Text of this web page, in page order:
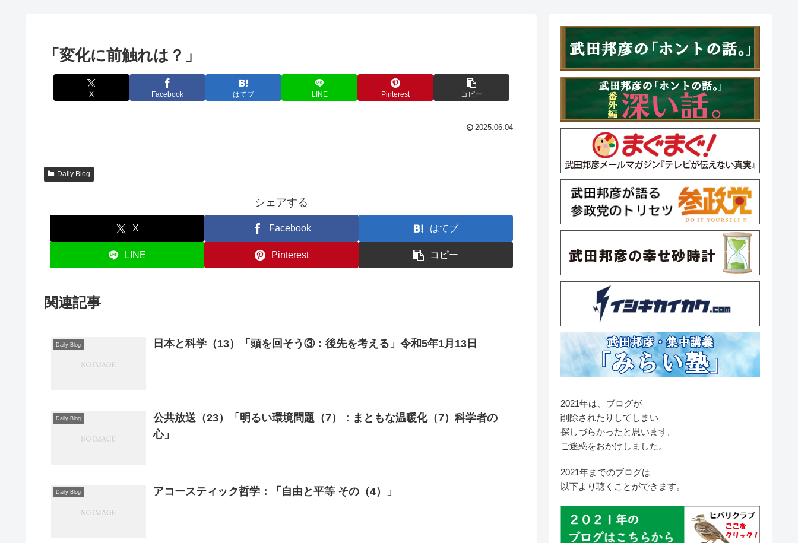
「変化に前触れは？」
X Facebook はてブ LINE Pinterest コピー
2025.06.04
Daily Blog
シェアする
X Facebook はてブ
LINE Pinterest コピー
関連記事
Daily Blog 日本と科学（13）「頭を回そう③：後先を考える」令和5年1月13日
Daily Blog
公共放送（23）「明るい環境問題（7）：まともな温暖化（7）科学者の
心」
Daily Blog アコースティック哲学：「自由と平等 その（4）」
2021年は、ブログが
削除されたりしてしまい
探しづらかったと思います。
ご迷惑をおかけしました。
2021年までのブログは
以下より聴くことができます。